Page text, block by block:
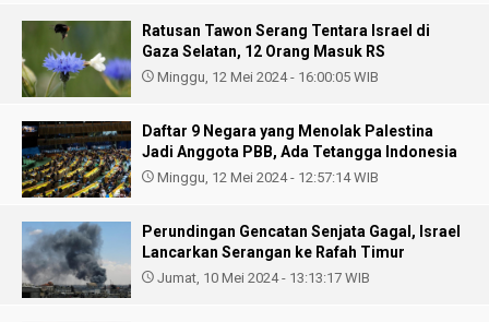
Ratusan Tawon Serang Tentara Israel di
Gaza Selatan, 12 Orang Masuk RS
Minggu, 12 Mei 2024 - 16:00:05 WIB
Daftar 9 Negara yang Menolak Palestina
Jadi Anggota PBB, Ada Tetangga Indonesia
Minggu, 12 Mei 2024 - 12:57:14 WIB
Perundingan Gencatan Senjata Gagal, Israel
Lancarkan Serangan ke Rafah Timur
Jumat, 10 Mei 2024 - 13:13:17 WIB